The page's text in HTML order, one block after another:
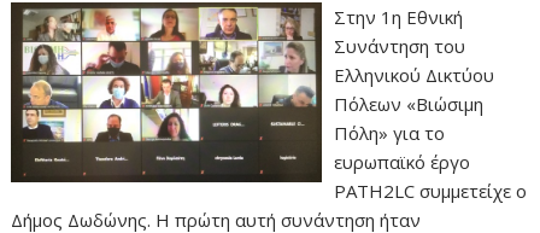
Στην 1η Εθνική
Συνάντηση του
Ελληνικού Δικτύου
Πόλεων «Βιώσιμη
Πόλη» για το
ευρωπαϊκό έργο
PATH2LC συμμετείχε ο
Δήμος Δωδώνης. Η πρώτη αυτή συνάντηση ήταν